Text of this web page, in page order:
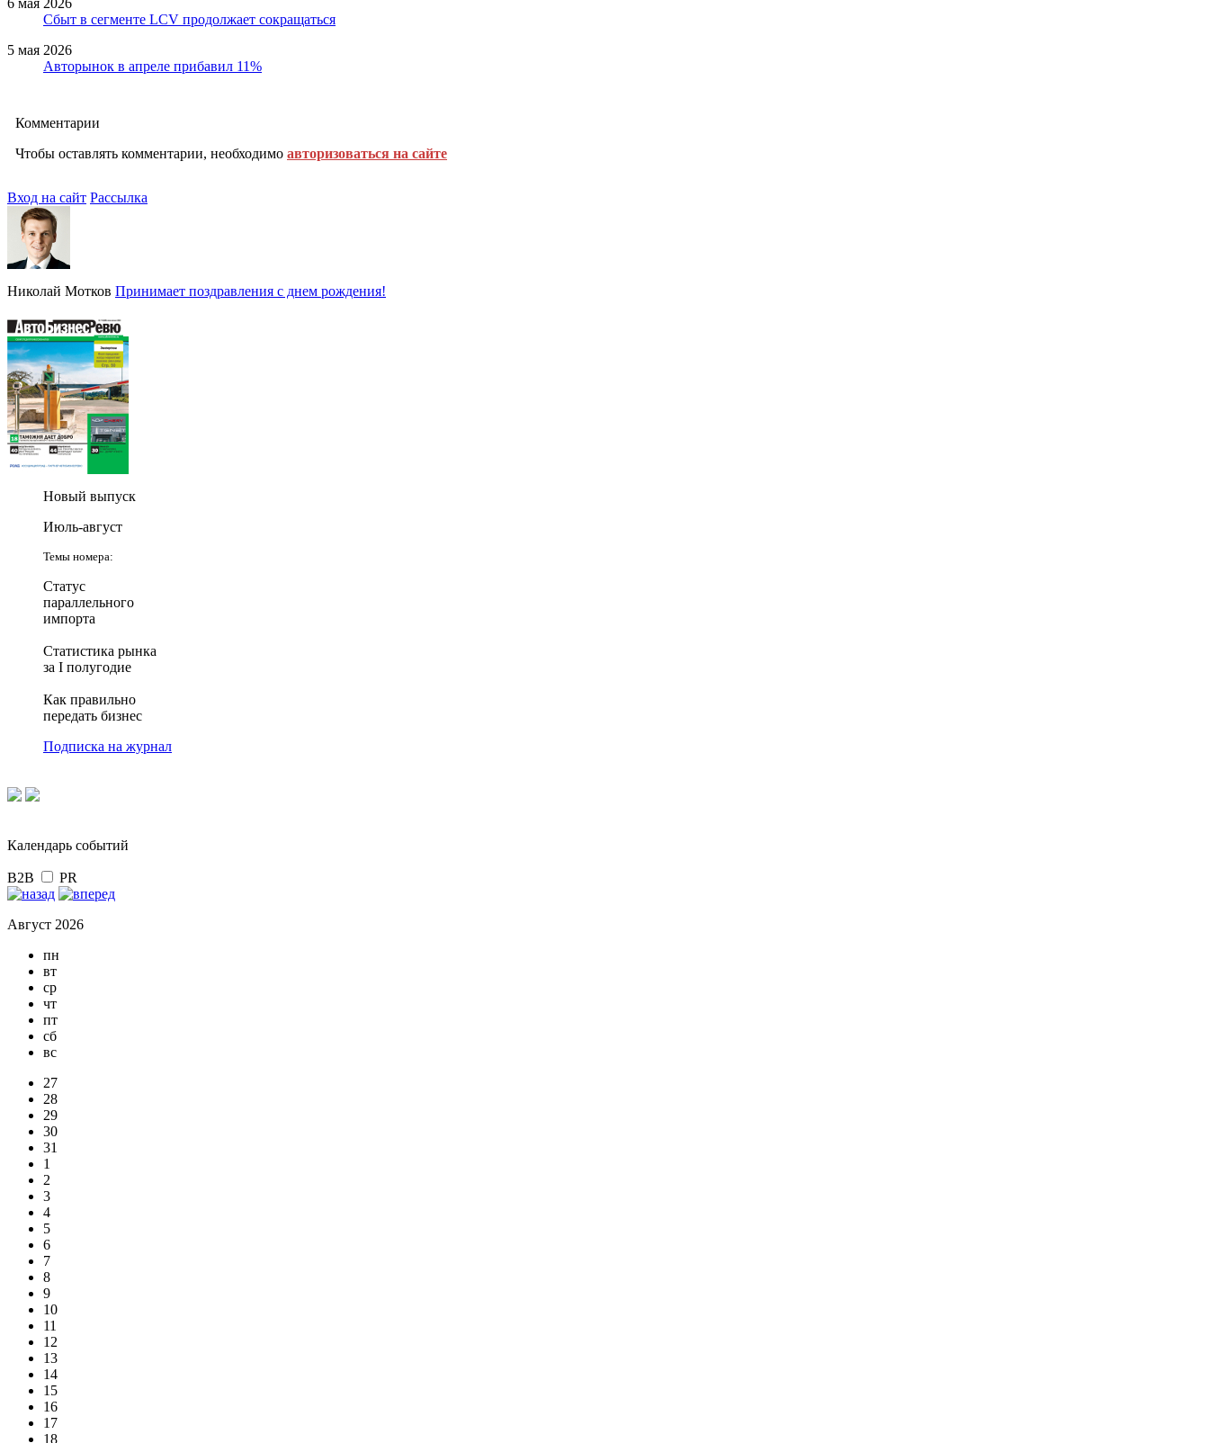
Сбыт в сегменте LCV продолжает сокращаться
5 мая 2026
Авторынок в апреле прибавил 11%
Комментарии
Чтобы оставлять комментарии, необходимо авторизоваться на сайте
Вход на сайт Рассылка
Николай Мотков Принимает поздравления с днем рождения!
Новый выпуск
Июль-август
Темы номера:
Статус
параллельного
импорта
Статистика рынка
за I полугодие
Как правильно
передать бизнес
Подписка на журнал
Календарь событий
B2B PR
Август 2026
пн
вт
ср
чт
пт
сб
вс
27
28
29
30
31
1
2
3
4
5
6
7
8
9
10
11
12
13
14
15
16
17
18